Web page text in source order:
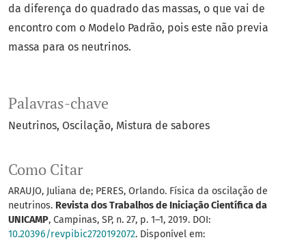
Palavras-chave
Neutrinos Oscilação Mistura de sabores
Como Citar
ARAUJO, Juliana de; PERES, Orlando. Física da oscilação de
neutrinos. Revista dos Trabalhos de Iniciação Científica da
UNICAMP, Campinas, SP, n. 27, p. 1–1, 2019. DOI:
10.20396/revpibic2720192072. Disponível em:
da diferença do quadrado das massas, o que vai de
encontro com o Modelo Padrão, pois este não previa
massa para os neutrinos.